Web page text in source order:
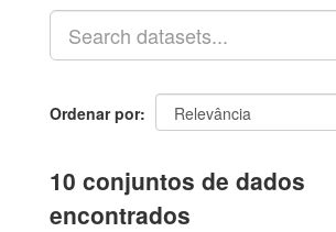
Ordenar por
10 conjuntos de dados
encontrados